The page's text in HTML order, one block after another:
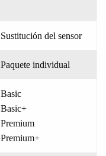
Sustitución del sensor
Paquete individual
Basic
Basic+
Premium
Premium+